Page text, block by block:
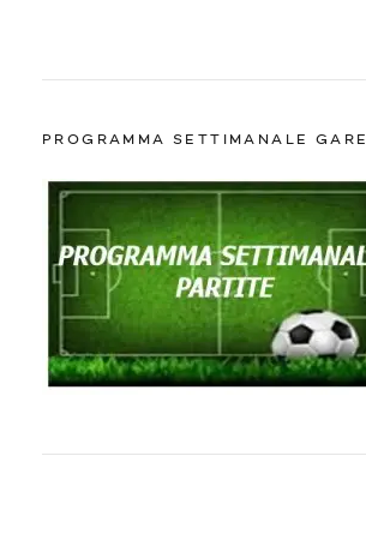
PROGRAMMA SETTIMANALE GARE